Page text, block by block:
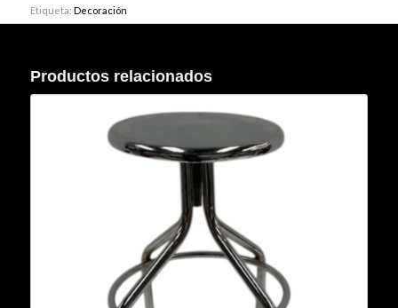
Etiqueta: Decoración
Productos relacionados